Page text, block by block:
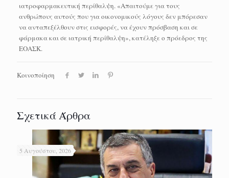
ιατροφαρμακευτική περίθαλψη. «Απαιτούμε για τους
ανθρώπους αυτούς που για οικονομικούς λόγους δεν μπόρεσαν
να ανταπεξέλθουν στις εισφορές, να έχουν πρόσβαση και σε
φάρμακα και σε ιατρική περίθαλψη», κατέληξε ο πρόεδρος της
ΕΟΑΣΚ.
Κοινοποίηση
Σχετικά Άρθρα
5 Αυγούστου, 2026